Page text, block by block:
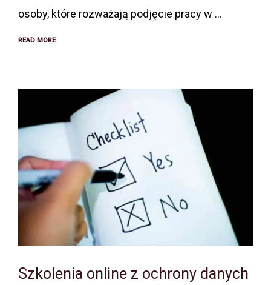
osoby, które rozważają podjęcie pracy w …
READ MORE
Szkolenia online z ochrony danych